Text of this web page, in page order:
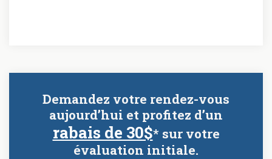
Demandez votre rendez-vous
aujourd’hui et profitez d’un
rabais de 30$* sur votre
évaluation initiale.